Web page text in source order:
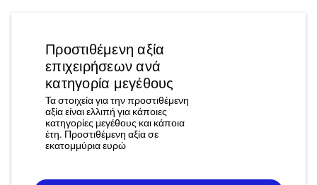
Προστιθέμενη αξία
επιχειρήσεων ανά
κατηγορία μεγέθους
Τα στοιχεία για την προστιθέμενη
αξία είναι ελλιπή για κάποιες
κατηγορίες μεγέθους και κάποια
έτη. Προστιθέμενη αξία σε
εκατομμύρια ευρώ